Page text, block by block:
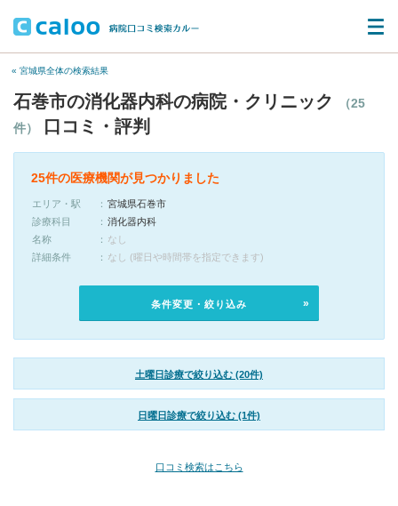
« 宮城県全体の検索結果
石巻市の消化器内科の病院・クリニック
（25
件）
口コミ・評判
25件の医療機関が見つかりました
エリア・駅
宮城県石巻市
診療科目
消化器内科
名称
なし
詳細条件
なし (曜日や時間帯を指定できます)
条件変更・絞り込み
土曜日診療で絞り込む (20件)
日曜日診療で絞り込む (1件)
口コミ検索はこちら